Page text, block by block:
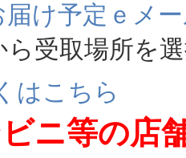
届け予定ｅメ
ら受取場所を
はこちら
ニ等の店